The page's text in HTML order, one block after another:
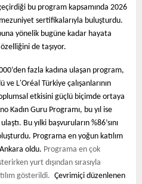
bu program kapsamında 2026
sertifikalarıyla buluşturdu.
yönelik bugüne kadar hayata
de taşıyor.
fazla kadına ulaşan program,
L'Oréal Türkiye çalışanlarının
etkisini güçlü biçimde ortaya
Kadın Guru Programı, bu yıl ise
Bu yılki başvuruların %86’sını
Programa en yoğun katılım
oldu. Programa en çok
yurt dışından sırasıyla
gösterildi. Çevrimiçi düzenlenen